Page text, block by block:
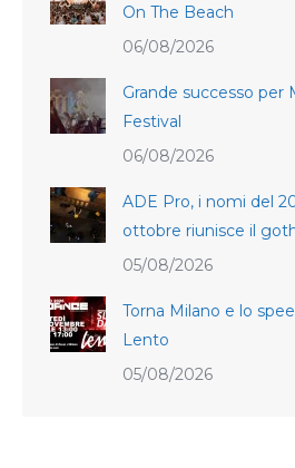
On The Beach
06/08/2026
Grande successo per
Festival
06/08/2026
ADE Pro, i nomi del
ottobre riunisce il
05/08/2026
Torna Milano e lo
Lento
05/08/2026